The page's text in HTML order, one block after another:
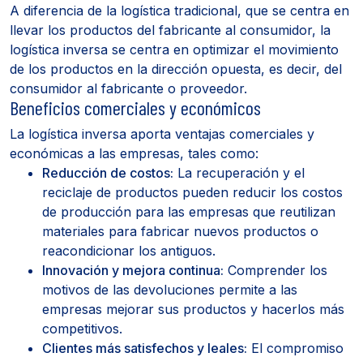
A diferencia de la logística tradicional, que se centra en
llevar los productos del fabricante al consumidor, la
logística inversa se centra en optimizar el movimiento
de los productos en la dirección opuesta, es decir, del
consumidor al fabricante o proveedor.
Beneficios comerciales y económicos
La logística inversa aporta ventajas comerciales y
económicas a las empresas, tales como:
Reducción de costos: La recuperación y el
reciclaje de productos pueden reducir los costos
de producción para las empresas que reutilizan
materiales para fabricar nuevos productos o
reacondicionar los antiguos.
Innovación y mejora continua: Comprender los
motivos de las devoluciones permite a las
empresas mejorar sus productos y hacerlos más
competitivos.
Clientes más satisfechos y leales: El compromiso